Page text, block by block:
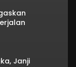
Janji